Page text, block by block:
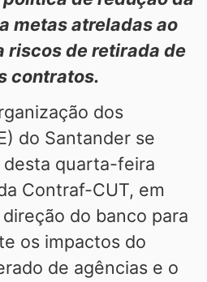
metas atreladas ao
riscos de retirada de
contratos.
dos
do Santander se
desta quarta-feira
Contraf-CUT, em
do banco para
os impactos do
de agências e o